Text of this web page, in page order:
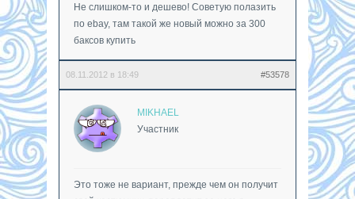
Не слишком-то и дешево! Советую полазить
по ebay, там такой же новый можно за 300
баксов купить
08.11.2012 в 18:49 #53578
MIKHAEL
Участник
Это тоже не вариант, прежде чем он получит